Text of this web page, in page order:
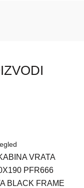
VRATA
PFR666
BLACK FRAME